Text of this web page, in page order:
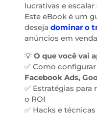
lucrativas e
Este eBook é um
deseja dominar o
anúncios em
💡 O que você vai
✅ Como
Facebook Ads,
✅ Estratégias
o ROI
✅ Hacks e